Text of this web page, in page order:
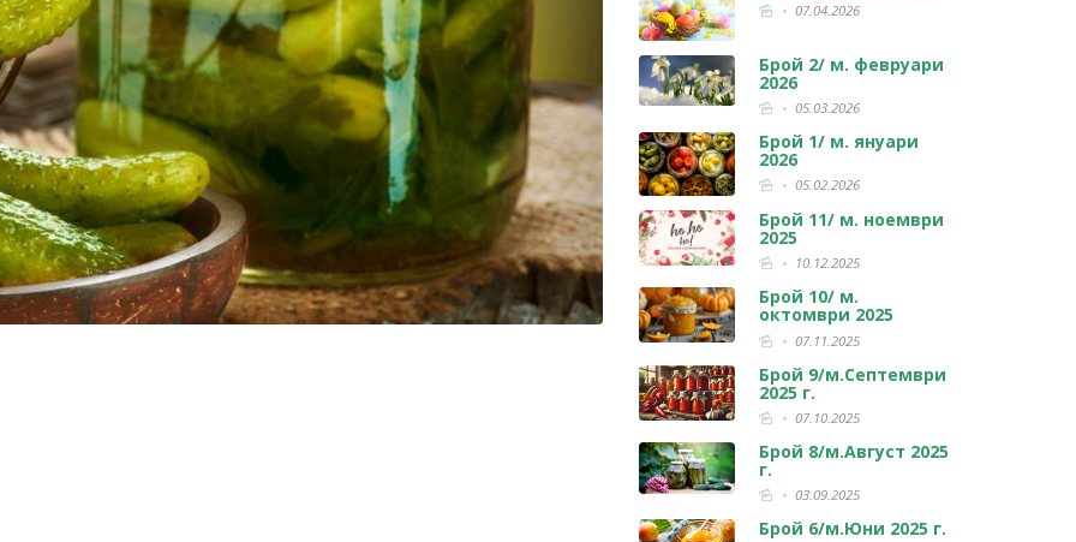
07.04.2026
Брой 2/ м. февруари
2026
05.03.2026
Брой 1/ м. януари
2026
05.02.2026
Брой 11/ м. ноември
2025
10.12.2025
Брой 10/ м.
октомври 2025
07.11.2025
Брой 9/м.Септември
2025 г.
07.10.2025
Брой 8/м.Август 2025
г.
03.09.2025
Брой 6/м.Юни 2025 г.